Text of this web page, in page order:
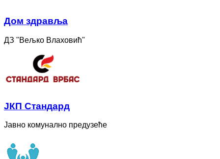
Дом здравља
ДЗ "Вељко Влаховић"
ЈКП Стандард
Јавно комунално предузеће